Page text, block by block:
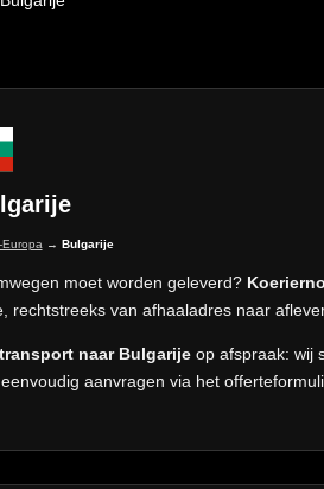
Europa → Bulgarije
moet worden geleverd?
van afhaaladres naar
naar Bulgarije op afspraak: wij
aanvragen via het